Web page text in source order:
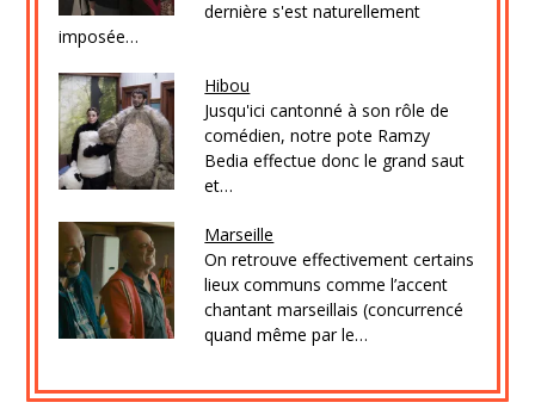
dernière s'est naturellement
imposée…
Hibou
Jusqu'ici cantonné à son rôle de
comédien, notre pote Ramzy
Bedia effectue donc le grand saut
et…
Marseille
On retrouve effectivement certains
lieux communs comme l’accent
chantant marseillais (concurrencé
quand même par le…